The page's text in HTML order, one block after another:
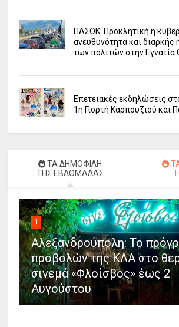
ΠΑΣΟΚ: Προκλητική η
ανευθυνότητα και διαρκής
των πολιτών στην Εγνατία
Επετειακές εκδηλώσεις
1η Γιορτή Καρπουζιού και
ΤΑ ΔΗΜΟΦΙΛΗ
ΤΗΣ ΕΒΔΟΜΑΔΑΣ
1
Αλεξανδρούπολη: Το
προβολών της ΚΛΑ στο
σινεμά «Φλοίσβος» έως 2
Αυγούστου